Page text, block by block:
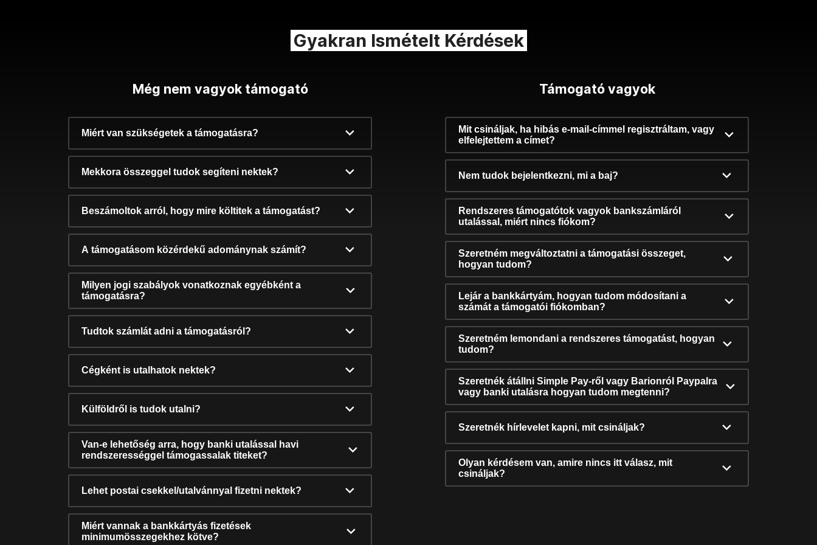
Gyakran Ismételt Kérdések
Még nem vagyok támogató
Miért van szükségetek a támogatásra?
Mekkora összeggel tudok segíteni nektek?
Beszámoltok arról, hogy mire költitek a támogatást?
A támogatásom közérdekű adománynak számít?
Milyen jogi szabályok vonatkoznak egyébként a
támogatásra?
Tudtok számlát adni a támogatásról?
Cégként is utalhatok nektek?
Külföldről is tudok utalni?
Van-e lehetőség arra, hogy banki utalással havi
rendszerességgel támogassalak titeket?
Lehet postai csekkel/utalvánnyal fizetni nektek?
Miért vannak a bankkártyás fizetések
minimumösszegekhez kötve?
Támogató vagyok
Mit csináljak, ha hibás e-mail-címmel regisztráltam, vagy
elfelejtettem a címet?
Nem tudok bejelentkezni, mi a baj?
Rendszeres támogatótok vagyok bankszámláról
utalással, miért nincs fiókom?
Szeretném megváltoztatni a támogatási összeget,
hogyan tudom?
Lejár a bankkártyám, hogyan tudom módosítani a
számát a támogatói fiókomban?
Szeretném lemondani a rendszeres támogatást, hogyan
tudom?
Szeretnék átállni Simple Pay-ről vagy Barionról Paypalra
vagy banki utalásra hogyan tudom megtenni?
Szeretnék hírlevelet kapni, mit csináljak?
Olyan kérdésem van, amire nincs itt válasz, mit
csináljak?